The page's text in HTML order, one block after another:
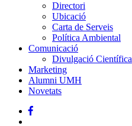
Presentació
Directori
Ubicació
Carta de Serveis
Política Ambiental
Comunicació
Comunicació
Divulgació Científica
Marketing
Alumni UMH
Novetats
Facebook